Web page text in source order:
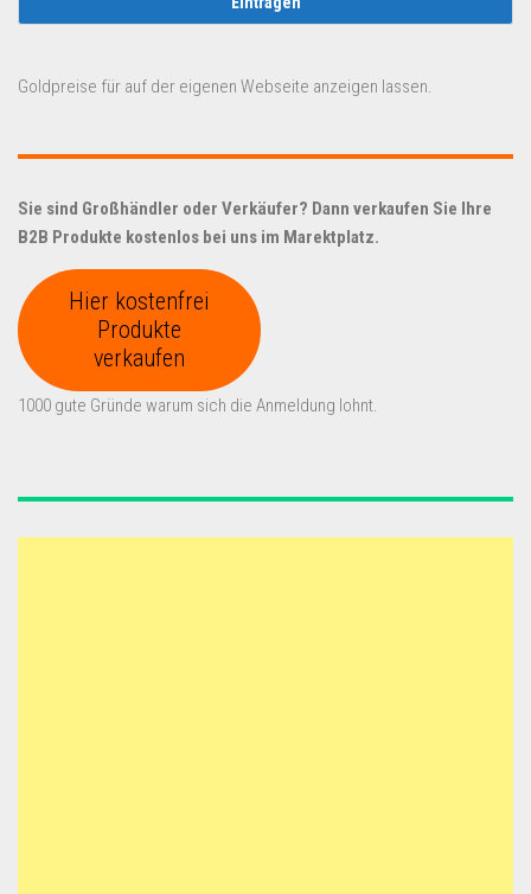
Goldpreise für auf der eigenen Webseite anzeigen lassen.
Sie sind Großhändler oder Verkäufer? Dann verkaufen Sie Ihre
B2B Produkte kostenlos bei uns im Marektplatz.
Hier kostenfrei
Produkte
verkaufen
1000 gute Gründe warum sich die Anmeldung lohnt.